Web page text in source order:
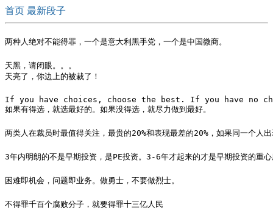
首页 最新段子
两种人绝对不能得罪，一个是意大利黑手党，一个是中国微商。
天黑，请闭眼。。。
天亮了，你边上的被裁了！
If you have choices, choose the best. If you have no
如果有得选，就选最好的。如果没得选，就尽力做到最好。 ​
两类人在裁员时最值得关注，最贵的20%和表现最差的20%，如果同一
3年内明朗的不是早期投资，是PE投资。3-6年才起来的才是早期投资的重
困难即机会，问题即业务。做勇士，不要做烈士。
不得罪千百个腐败分子，就要得罪十三亿人民